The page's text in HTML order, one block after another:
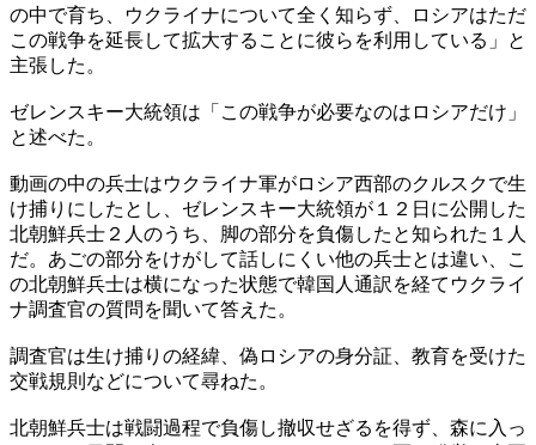
の中で育ち、ウクライナについて全く知らず、ロシアはただ
この戦争を延長して拡大することに彼らを利用している」と
主張した。
ゼレンスキー大統領は「この戦争が必要なのはロシアだけ」
と述べた。
動画の中の兵士はウクライナ軍がロシア西部のクルスクで生
け捕りにしたとし、ゼレンスキー大統領が１２日に公開した
北朝鮮兵士２人のうち、脚の部分を負傷したと知られた１人
だ。あごの部分をけがして話しにくい他の兵士とは違い、こ
の北朝鮮兵士は横になった状態で韓国人通訳を経てウクライ
ナ調査官の質問を聞いて答えた。
調査官は生け捕りの経緯、偽ロシアの身分証、教育を受けた
交戦規則などについて尋ねた。
北朝鮮兵士は戦闘過程で負傷し撤収せざるを得ず、森に入っ